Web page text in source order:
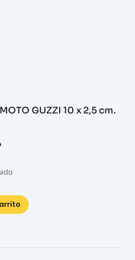
GUZZI 10 x 2,5 cm.